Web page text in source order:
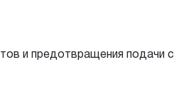
и предотвращения подачи